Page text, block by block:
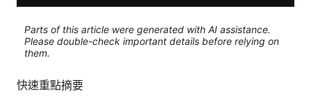
Parts of this article were generated with AI assistance.
Please double-check important details before relying on
them.
快速重點摘要